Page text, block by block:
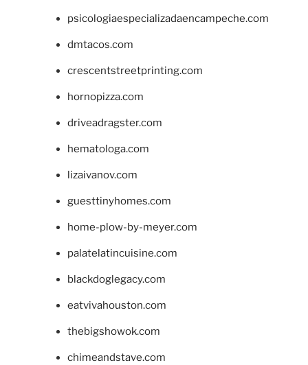
psicologiaespecializadaencampeche.com
dmtacos.com
crescentstreetprinting.com
hornopizza.com
driveadragster.com
hematologa.com
lizaivanov.com
guesttinyhomes.com
home-plow-by-meyer.com
palatelatincuisine.com
blackdoglegacy.com
eatvivahouston.com
thebigshowok.com
chimeandstave.com